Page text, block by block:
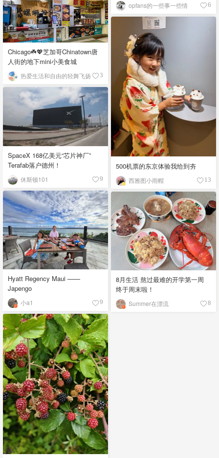
opfans的一些事一些情 6
Chicago☘️💖芝加哥Chinatown唐
人街的地下mini小美食城
热爱生活和自由的轻舞飞扬 3
500机票的东京体验我给到夯
西雅图小雨帽 13
SpaceX 168亿美元“芯片神厂”
Terafab落户德州！
休斯顿101 9
Hyatt Regency Maui ——
Japengo
小a1 9
8月生活 熬过最难的开学第一周
终于周末啦！
Summer在漂流 8